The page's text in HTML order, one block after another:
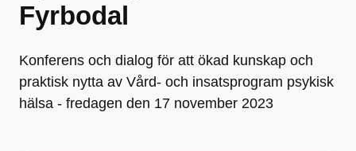
Fyrbodal
Konferens och dialog för att ökad kunskap och
praktisk nytta av Vård- och insatsprogram psykisk
hälsa - fredagen den 17 november 2023